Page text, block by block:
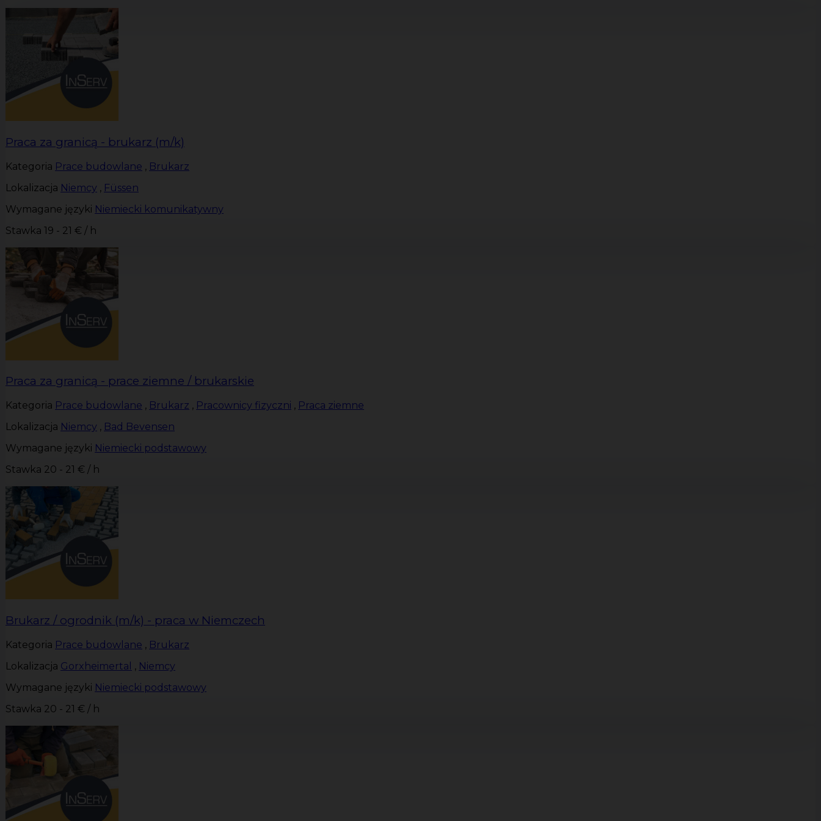
Praca za granicą - brukarz (m/k)
Kategoria Prace budowlane , Brukarz
Lokalizacja Niemcy , Füssen
Wymagane języki Niemiecki komunikatywny
Stawka 19 - 21 € / h
Praca za granicą - prace ziemne / brukarskie
Kategoria Prace budowlane , Brukarz , Pracownicy fizyczni , Praca ziemne
Lokalizacja Niemcy , Bad Bevensen
Wymagane języki Niemiecki podstawowy
Stawka 20 - 21 € / h
Brukarz / ogrodnik (m/k) - praca w Niemczech
Kategoria Prace budowlane , Brukarz
Lokalizacja Gorxheimertal , Niemcy
Wymagane języki Niemiecki podstawowy
Stawka 20 - 21 € / h